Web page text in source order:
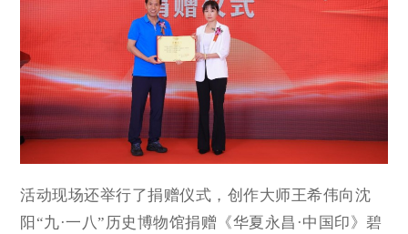
活动现场还举行了捐赠仪式，创作大师王希伟向沈
阳“九·一八”历史博物馆捐赠《华夏永昌·中国印》碧